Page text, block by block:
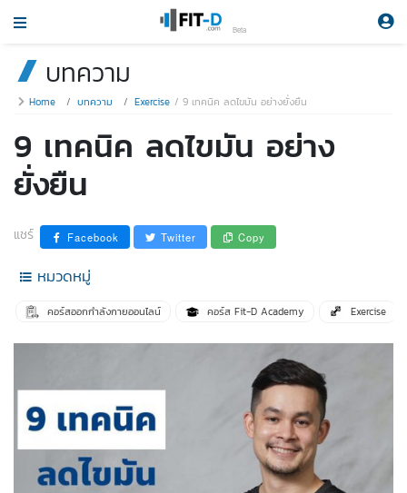
Beta
บทความ
Home บทความ Exercise 9 เทคนิค ลดไขมัน อย่างยั่งยืน
9 เทคนิค ลดไขมัน อย่าง
ยั่งยืน
แชร์ Facebook Twitter Copy
หมวดหมู่
คอร์สออกกำลังกายออนไลน์ คอร์ส Fit-D Academy Exercise